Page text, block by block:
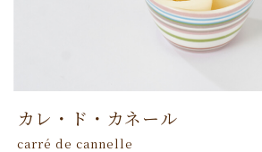
カレ・ド・カネール
carré de cannelle